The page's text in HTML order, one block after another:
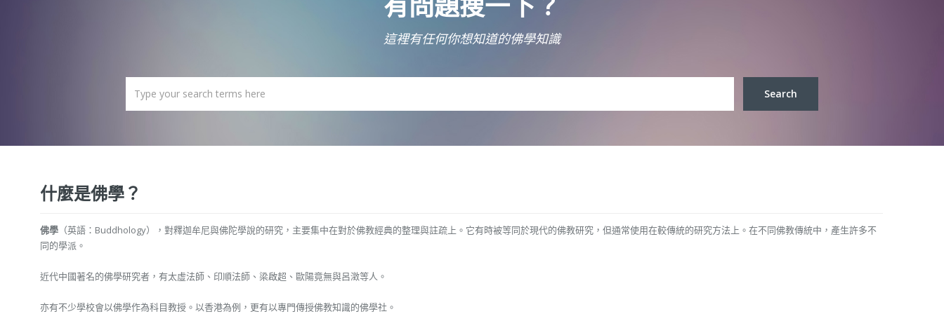
這裡有任何你想知道的佛學知識
什麼是佛學？
佛學 （英語：Buddhology），對釋迦牟尼與佛陀學說的研究，主要集中在對於佛教經典的整理與註疏上。它有時被等同於現代的佛教研究，但通常使用在較傳統的研究方法上。在不同佛教傳統中，產生許多不
同的學派。
近代中國著名的佛學研究者，有太虛法師、印順法師、梁啟超、歐陽竟無與呂澂等人。
亦有不少學校會以佛學作為科目教授。以香港為例，更有以專門傳授佛教知識的佛學社。